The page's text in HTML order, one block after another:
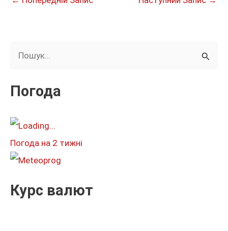
к
т
:
Погода
Погода на 2 тижні
Курс валют